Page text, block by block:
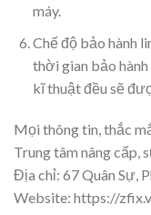
máy.
Chế độ bảo hành
thời gian bảo
kĩ thuật đều sẽ
Mọi thông tin, thắc
Trung tâm nâng cấp,
Địa chỉ: 67 Quân Sự,
Website: https://